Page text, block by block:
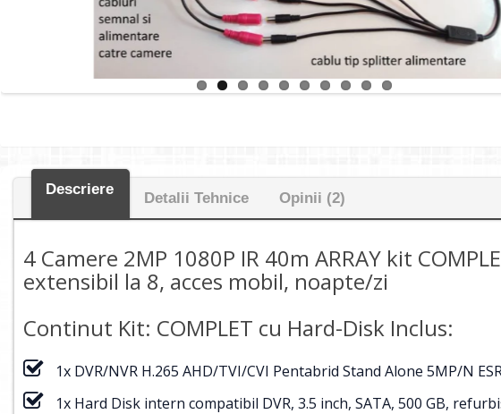
Descriere
Detalii Tehnice Opinii (2)
4 Camere 2MP 1080P IR 40m ARRAY kit
extensibil la 8, acces mobil, noapte/zi
Continut Kit: COMPLET cu Hard-Disk Inclus:
1x DVR/NVR H.265 AHD/TVI/CVI Pentabrid Stand Alone 5MP/N
1x Hard Disk intern compatibil DVR, 3.5 inch, SATA, 500 GB,